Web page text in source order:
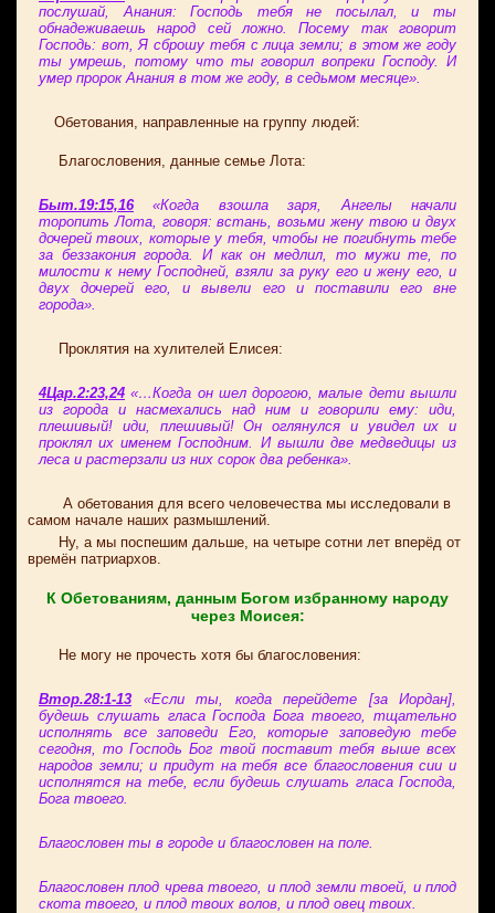
послушай, Анания: Господь тебя не посылал, и ты
обнадеживаешь народ сей ложно. Посему так говорит
Господь: вот, Я сброшу тебя с лица земли; в этом же году
ты умрешь, потому что ты говорил вопреки Господу. И
умер пророк Анания в том же году, в седьмом месяце».
Обетования, направленные на группу людей:
Благословения, данные семье Лота:
Быт.19:15,16«Когда взошла заря, Ангелы начали
торопить Лота, говоря: встань, возьми жену твою и двух
дочерей твоих, которые у тебя, чтобы не погибнуть тебе
за беззакония города. И как он медлил, то мужи те, по
милости к нему Господней, взяли за руку его и жену его, и
двух дочерей его, и вывели его и поставили его вне
города».
Проклятия на хулителей Елисея:
4Цар.2:23,24 «…Когда он шел дорогою, малые дети вышли
из города и насмехались над ним и говорили ему: иди,
плешивый! иди, плешивый! Он оглянулся и увидел их и
проклял их именем Господним. И вышли две медведицы из
леса и растерзали из них сорок два ребенка».
А обетования для всего человечества мы исследовали в
самом начале наших размышлений.
Ну, а мы поспешим дальше, на четыре сотни лет вперёд от
времён патриархов.
К Обетованиям, данным Богом избранному народу
через Моисея:
Не могу не прочесть хотя бы благословения:
Втор.28:1-13 «Если ты, когда перейдете [за Иордан],
будешь слушать гласа Господа Бога твоего, тщательно
исполнять все заповеди Его, которые заповедую тебе
сегодня, то Господь Бог твой поставит тебя выше всех
народов земли; и придут на тебя все благословения сии и
исполнятся на тебе, если будешь слушать гласа Господа,
Бога твоего.
Благословен ты в городе и благословен на поле.
Благословен плод чрева твоего, и плод земли твоей, и плод
скота твоего, и плод твоих волов, и плод овец твоих.